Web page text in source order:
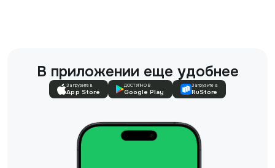
В приложении еще удобнее
Загрузите в
App Store
ДОСТУПНО В
Google Play
Загрузите в
RuStore